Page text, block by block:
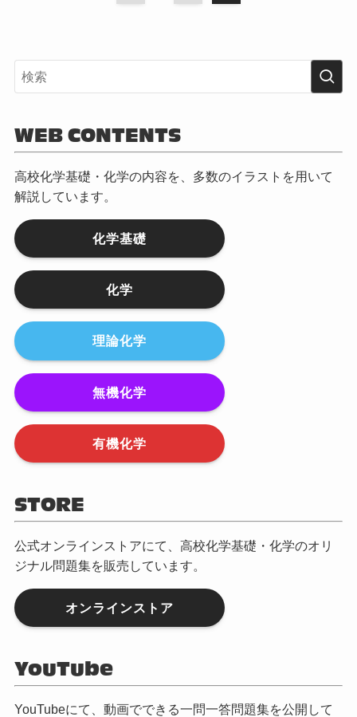
WEB CONTENTS
高校化学基礎・化学の内容を、多数のイラストを用いて
解説しています。
化学基礎
化学
理論化学
無機化学
有機化学
STORE
公式オンラインストアにて、高校化学基礎・化学のオリ
ジナル問題集を販売しています。
オンラインストア
YouTube
YouTubeにて、動画でできる一問一答問題集を公開して